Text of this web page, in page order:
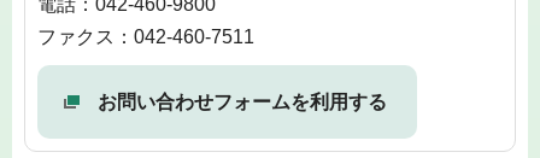
電話：042-460-9800
ファクス：042-460-7511
お問い合わせフォームを利用する